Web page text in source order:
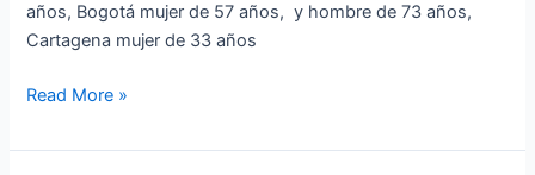
años, Bogotá mujer de 57 años, y hombre de 73 años,
Cartagena mujer de 33 años
Read More »